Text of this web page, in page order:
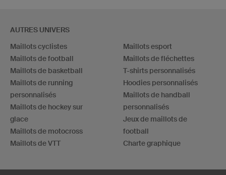
AUTRES UNIVERS
Maillots cyclistes
Maillots de football
Maillots de basketball
Maillots de running
personnalisés
Maillots de hockey sur
glace
Maillots de motocross
Maillots de VTT
Maillots esport
Maillots de fléchettes
T-shirts personnalisés
Hoodies personnalisés
Maillots de handball
personnalisés
Jeux de maillots de
football
Charte graphique